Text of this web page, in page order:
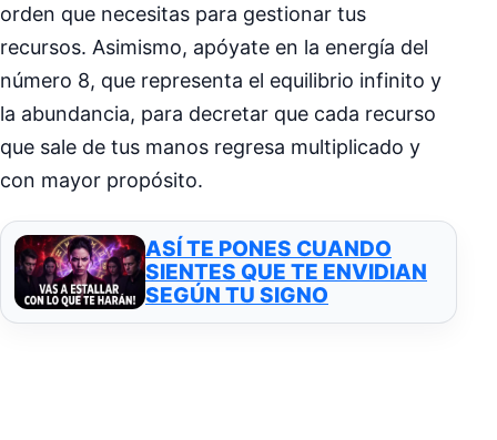
orden que necesitas para gestionar tus
recursos. Asimismo, apóyate en la energía del
número 8, que representa el equilibrio infinito y
la abundancia, para decretar que cada recurso
que sale de tus manos regresa multiplicado y
con mayor propósito.
ASÍ TE PONES CUANDO
SIENTES QUE TE ENVIDIAN
SEGÚN TU SIGNO